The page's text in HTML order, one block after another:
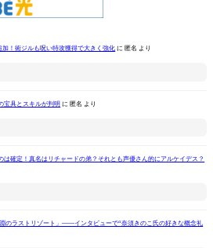
加！術ジルも呪い特攻獲得で大きく強化 に 匿名 より
宝具とスキルが判明 に 匿名 より
は確定！真名はリチャードの弟？それとも声優さん的にアルケイデス？
淵のラストリゾート」――インタビューで“奈須きのこ氏の好きな概念礼